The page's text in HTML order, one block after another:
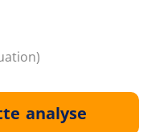
analyse